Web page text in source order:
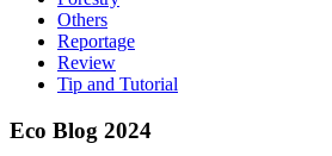
Others
Reportage
Review
Tip and Tutorial
Eco Blog 2024